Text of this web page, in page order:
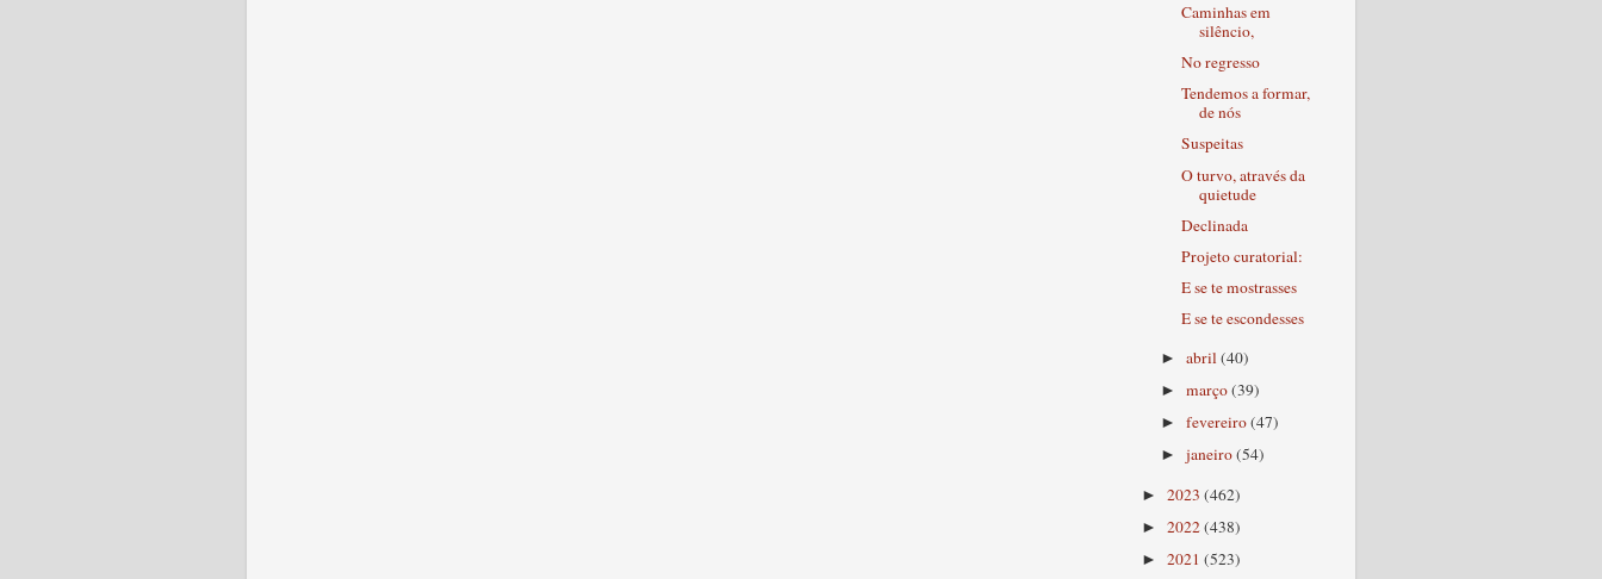
Caminhas em
silêncio,
No regresso
Tendemos a formar,
de nós
Suspeitas
O turvo, através da
quietude
Declinada
Projeto curatorial:
E se te mostrasses
E se te escondesses
►abril(40)
►março(39)
►fevereiro(47)
►janeiro(54)
► 2023 (462)
► 2022(438)
► 2021 (523)